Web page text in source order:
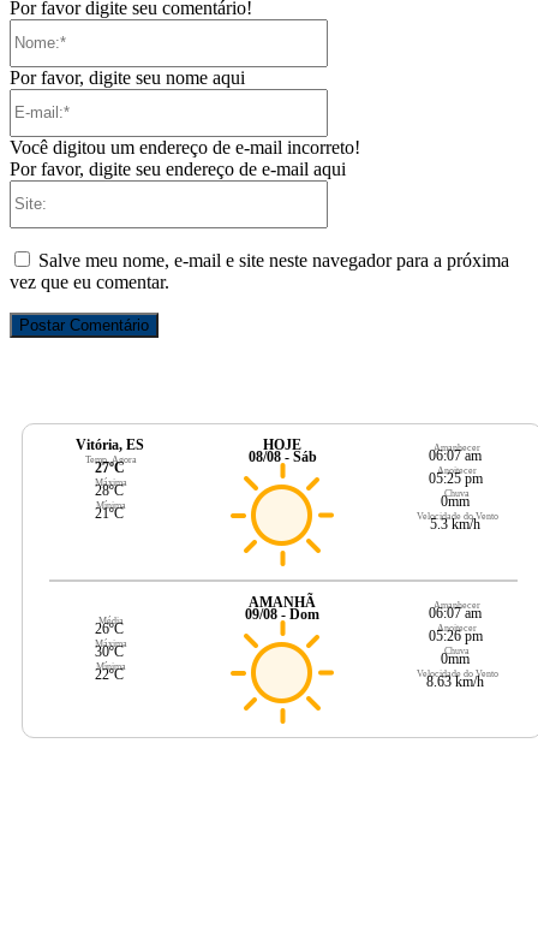
Por favor digite seu comentário!
Por favor, digite seu nome aqui
Você digitou um endereço de e-mail incorreto!
Por favor, digite seu endereço de e-mail aqui
Salve meu nome, e-mail e site neste navegador para a próxima
vez que eu comentar.
Vitória, ES
Temp. Agora
27ºC
Máxima
28ºC
Mínima
21ºC
HOJE
08/08 - Sáb
Amanhecer
06:07 am
Anoitecer
05:25 pm
Chuva
0mm
Velocidade do Vento
5.3 km/h
Média
26ºC
Máxima
30ºC
Mínima
22ºC
AMANHÃ
09/08 - Dom
Amanhecer
06:07 am
Anoitecer
05:26 pm
Chuva
0mm
Velocidade do Vento
8.63 km/h